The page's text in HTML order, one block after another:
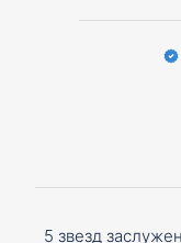
5 звезд